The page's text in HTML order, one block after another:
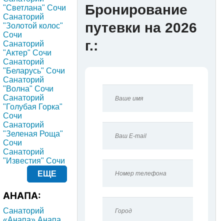
"Светлана" Сочи
Санаторий
"Золотой колос"
Сочи
Санаторий
"Актер" Сочи
Санаторий
"Беларусь" Сочи
Санаторий
"Волна" Сочи
Санаторий
"Голубая Горка"
Сочи
Санаторий
"Зеленая Роща"
Сочи
Санаторий
"Известия" Сочи
ЕЩЕ
АНАПА:
Санаторий
Бронирование
путевки на 2026
г.: